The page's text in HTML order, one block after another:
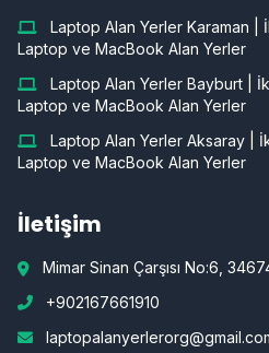
Laptop Alan Yerler Karaman |
Laptop ve MacBook Alan Yerler
Laptop Alan Yerler Bayburt |
Laptop ve MacBook Alan Yerler
Laptop Alan Yerler Aksaray |
Laptop ve MacBook Alan Yerler
İletişim
Mimar Sinan Çarşısı No:6,
+902167661910